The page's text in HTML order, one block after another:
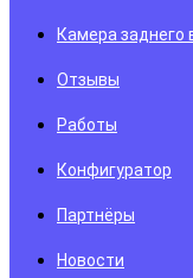
Камера заднего
Отзывы
Работы
Конфигуратор
Партнёры
Новости